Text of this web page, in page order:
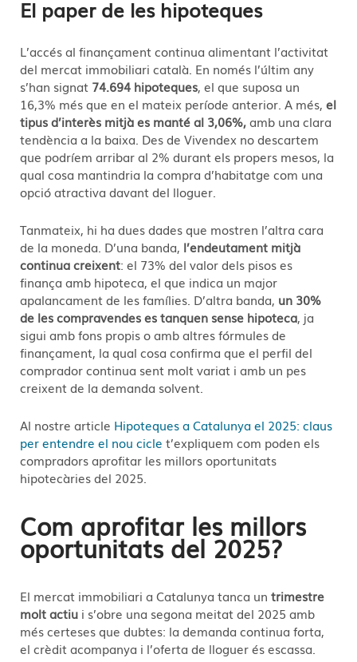
El paper de les hipoteques
L’accés al finançament continua alimentant l’activitat
del mercat immobiliari català. En només l’últim any
s’han signat 74.694 hipoteques, el que suposa un
16,3% més que en el mateix període anterior. A més, el
tipus d’interès mitjà es manté al 3,06%,amb una clara
tendència a la baixa. Des de Vivendex no descartem
que podríem arribar al 2% durant els propers mesos, la
qual cosa mantindria la compra d’habitatge com una
opció atractiva davant del lloguer.
Tanmateix, hi ha dues dades que mostren l’altra cara
de la moneda. D’una banda, l’endeutament mitjà
continua creixent: el 73% del valor dels pisos es
finança amb hipoteca, el que indica un major
apalancament de les famílies. D’altra banda, un 30%
de les compravendes es tanquen sense hipoteca, ja
sigui amb fons propis o amb altres fórmules de
finançament, la qual cosa confirma que el perfil del
comprador continua sent molt variat i amb un pes
creixent de la demanda solvent.
Al nostre article Hipoteques a Catalunya el 2025: claus
per entendre el nou cicle t’expliquem com poden els
compradors aprofitar les millors oportunitats
hipotecàries del 2025.
Com aprofitar les millors
oportunitats del 2025?
El mercat immobiliari a Catalunya tanca un trimestre
molt actiu i s’obre una segona meitat del 2025 amb
més certeses que dubtes: la demanda continua forta,
el crèdit acompanya i l’oferta de lloguer és escassa.